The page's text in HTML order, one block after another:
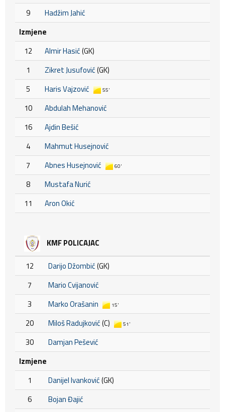
9
Hadžim Jahić
Izmjene
12
Almir Hasić(GK)
1
Zikret Jusufović(GK)
5
Haris Vajzović 55'
10
Abdulah Mehanović
16
Ajdin Bešić
4
Mahmut Husejnović
7
Abnes Husejnović 60'
8
Mustafa Nurić
11
Aron Okić
KMF POLICAJAC
12 Darijo Džombić(GK)
7
Mario Cvijanović
3
Marko Orašanin 15'
20 Miloš Radujković(C) 51'
30
Damjan Pešević
Izmjene
1
Danijel Ivanković(GK)
6
Bojan Đajić